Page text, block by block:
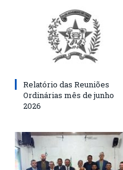
Relatório das Reuniões
Ordinárias mês de junho
2026